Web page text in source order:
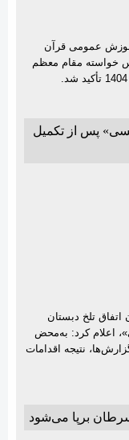
عمومی قرآن
براساس خواسته مقام معظم
پس از تکمیل
تلخ دبستان
اعلام کرد: به‌محض
نتیجه اقدامات
برپا می‌شود